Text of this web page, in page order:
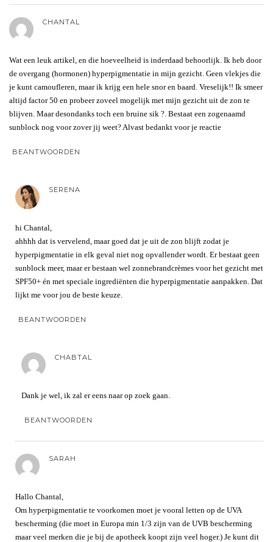
CHANTAL
Wat een leuk artikel, en die hoeveelheid is inderdaad behoorlijk. Ik heb door
de overgang (hormonen) hyperpigmentatie in mijn gezicht. Geen vlekjes die
je kunt camoufleren, maar ik krijg een hele snor en baard. Vreselijk!! Ik smeer
altijd factor 50 en probeer zoveel mogelijk met mijn gezicht uit de zon te
blijven. Maar desondanks toch een bruine sik ?. Bestaat een zogenaamd
sunblock nog voor zover jij weet? Alvast bedankt voor je reactie
BEANTWOORDEN
SERENA
hi Chantal,
ahhhh dat is vervelend, maar goed dat je uit de zon blijft zodat je
hyperpigmentatie in elk geval niet nog opvallender wordt. Er bestaat geen
sunblock meer, maar er bestaan wel zonnebrandcrèmes voor het gezicht met
SPF50+ én met speciale ingrediënten die hyperpigmentatie aanpakken. Dat
lijkt me voor jou de beste keuze.
BEANTWOORDEN
CHABTAL
Dank je wel, ik zal er eens naar op zoek gaan.
BEANTWOORDEN
SARAH
Hallo Chantal,
Om hyperpigmentatie te voorkomen moet je vooral letten op de UVA
bescherming (die moet in Europa min 1/3 zijn van de UVB bescherming
maar veel merken die je bij de apotheek koopt zijn veel hoger.) Je kunt dit